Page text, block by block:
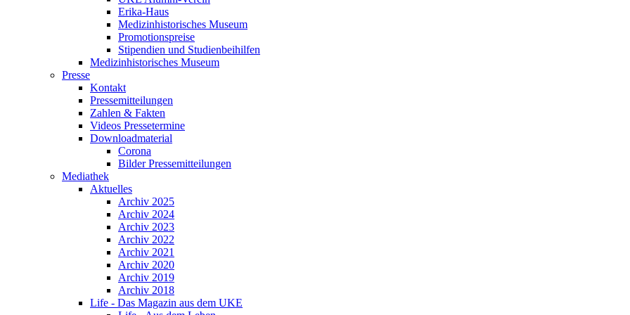
Erika-Haus
Medizinhistorisches Museum
Promotionspreise
Stipendien und Studienbeihilfen
Medizinhistorisches Museum
Presse
Kontakt
Pressemitteilungen
Zahlen & Fakten
Videos Pressetermine
Downloadmaterial
Corona
Bilder Pressemitteilungen
Mediathek
Aktuelles
Archiv 2025
Archiv 2024
Archiv 2023
Archiv 2022
Archiv 2021
Archiv 2020
Archiv 2019
Archiv 2018
Life - Das Magazin aus dem UKE